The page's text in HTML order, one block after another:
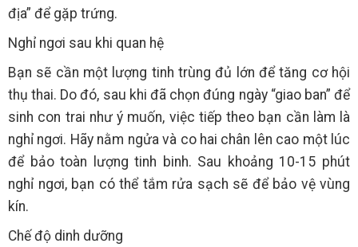
địa” để gặp trứng.
Nghỉ ngơi sau khi quan hệ
Bạn sẽ cần một lượng tinh trùng đủ lớn để tăng cơ hội
thụ thai. Do đó, sau khi đã chọn đúng ngày “giao ban” để
sinh con trai như ý muốn, việc tiếp theo bạn cần làm là
nghỉ ngơi. Hãy nằm ngửa và co hai chân lên cao một lúc
để bảo toàn lượng tinh binh. Sau khoảng 10-15 phút
nghỉ ngơi, bạn có thể tắm rửa sạch sẽ để bảo vệ vùng
kín.
Chế độ dinh dưỡng